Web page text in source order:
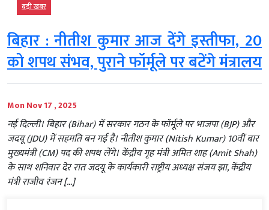
बड़ी खबर
बिहार : नीतीश कुमार आज देंगे इस्तीफा, 20
को शपथ संभव, पुराने फॉर्मूले पर बटेंगे मंत्रालय
Mon Nov 17 , 2025
नई दिल्ली। बिहार (Bihar) में सरकार गठन के फॉर्मूले पर भाजपा (BJP) और
जदयू (JDU) में सहमति बन गई है। नीतीश कुमार (Nitish Kumar) 10वीं बार
मुख्यमंत्री (CM) पद की शपथ लेंगे। केंद्रीय गृह मंत्री अमित शाह (Amit Shah)
के साथ शनिवार देर रात जदयू के कार्यकारी राष्ट्रीय अध्यक्ष संजय झा, केंद्रीय
मंत्री राजीव रंजन […]